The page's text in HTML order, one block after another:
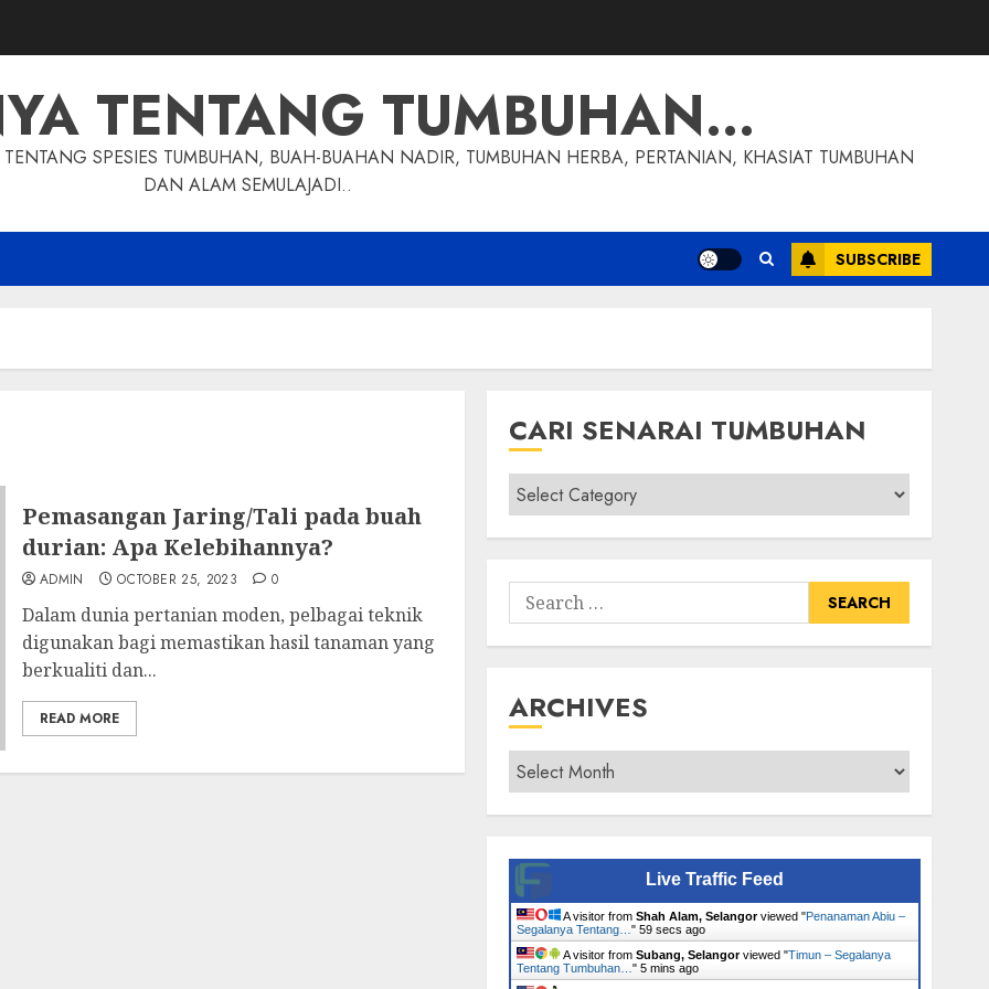
TENTANG TUMBUHAN…
SPESIES TUMBUHAN, BUAH-BUAHAN NADIR, TUMBUHAN HERBA, PERTANIAN, KHASIAT TUMBUHAN
DAN ALAM SEMULAJADI..
SUBSCRIBE
Pemasangan Jaring/Tali pada buah
durian: Apa Kelebihannya?
ADMIN OCTOBER 25, 2023 0
Dalam dunia pertanian moden, pelbagai teknik
digunakan bagi memastikan hasil tanaman yang
berkualiti dan...
READ MORE
CARI SENARAI TUMBUHAN
Cari
Senarai
Tumbuhan
Search
for:
ARCHIVES
Archives
Live Traffic Feed
A visitor from Shah Alam, Selangorviewed "Penanaman Abiu –
Segalanya Tentang… " 1 min ago
A visitor from Subang, Selangorviewed "Timun – Segalanya
Tentang Tumbuhan… " 5 mins ago